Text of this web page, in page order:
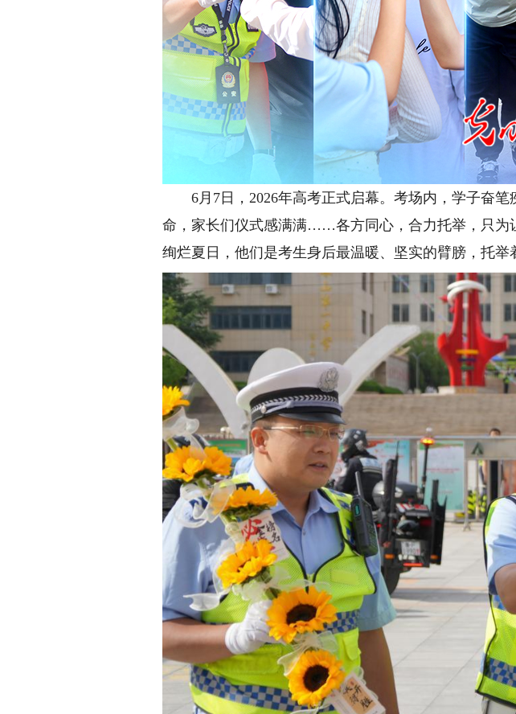
6月7日，2026年高考正式启幕。考场内，学子奋笔
命，家长们仪式感满满……各方同心，合力托举，只为
绚烂夏日，他们是考生身后最温暖、坚实的臂膀，托举